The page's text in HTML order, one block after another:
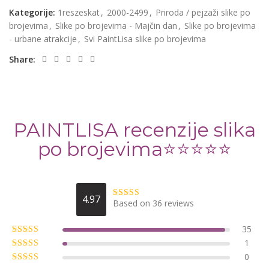
Kategorije: 1reszeskat, 2000-2499 , Priroda / pejzaži slike po
brojevima , Slike po brojevima - Majčin dan , Slike po brojevima
- urbane atrakcije , Svi PaintLisa slike po brojevima
Share:
PAINTLISA recenzije slika
po brojevima⭐️⭐️⭐️⭐️⭐️
4.97 Based on 36 reviews
35
1
0